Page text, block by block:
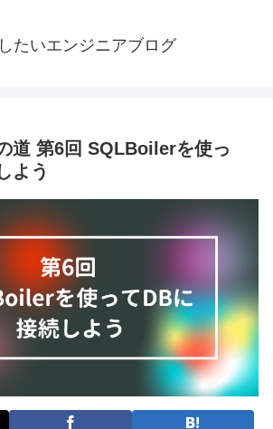
たいエンジニアブログ
道 第6回 SQLBoilerを使っ
よう